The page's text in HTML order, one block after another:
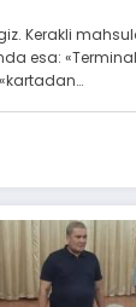
Kerakli
esa: